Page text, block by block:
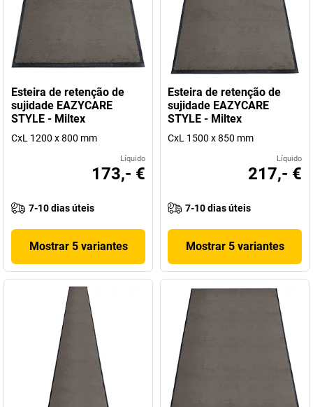
Esteira de retenção de
sujidade EAZYCARE
STYLE - Miltex
CxL 1200 x 800 mm
Líquido
173,- €
7-10 dias úteis
Mostrar 5 variantes
Esteira de retenção de
sujidade EAZYCARE
STYLE - Miltex
CxL 1500 x 850 mm
Líquido
217,- €
7-10 dias úteis
Mostrar 5 variantes